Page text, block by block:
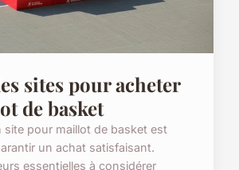
sites pour acheter
de basket
site pour maillot de basket est
un achat satisfaisant.
essentielles à considérer